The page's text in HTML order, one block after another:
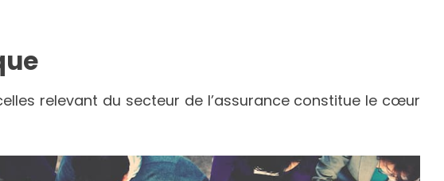
relevant du secteur de l’assurance constitue le cœur